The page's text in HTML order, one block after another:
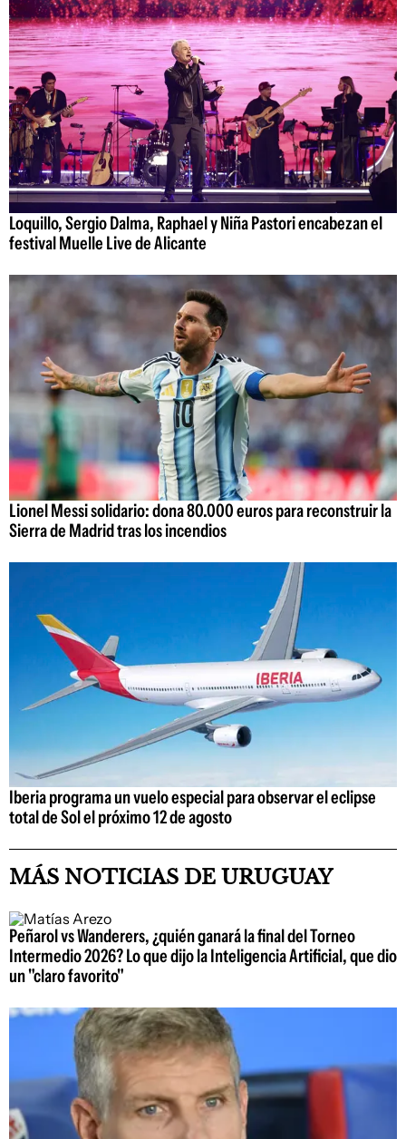
Loquillo, Sergio Dalma, Raphael y Niña Pastori encabezan el
festival Muelle Live de Alicante
Lionel Messi solidario: dona 80.000 euros para reconstruir la
Sierra de Madrid tras los incendios
Iberia programa un vuelo especial para observar el eclipse
total de Sol el próximo 12 de agosto
MÁS NOTICIAS DE URUGUAY
Peñarol vs Wanderers, ¿quién ganará la final del Torneo
Intermedio 2026? Lo que dijo la Inteligencia Artificial, que dio
un "claro favorito"